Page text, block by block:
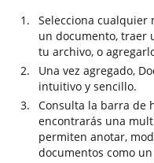
Selecciona cualquier
un documento, traer
tu archivo, o
Una vez agregado,
intuitivo y sencillo.
Consulta la barra de
encontrarás una
permiten anotar,
documentos como